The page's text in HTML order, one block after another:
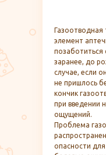
элемент
позаботиться
заранее, до
случае, если
не пришлось
кончик
при введении
ощущений.
Проблема
опасности